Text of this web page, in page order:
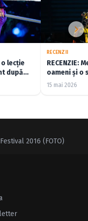
după
RECENZII
RECENZIE:
oameni și o
15 mai 2026
2016 (FOTO)